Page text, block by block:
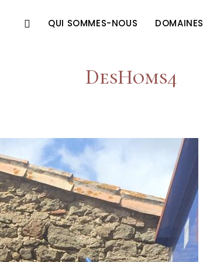
QUI SOMMES-NOUS DOMAINES
DesHoms4